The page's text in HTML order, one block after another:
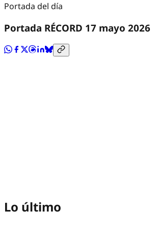
Portada del día
Portada RÉCORD 17 mayo 2026
Lo último